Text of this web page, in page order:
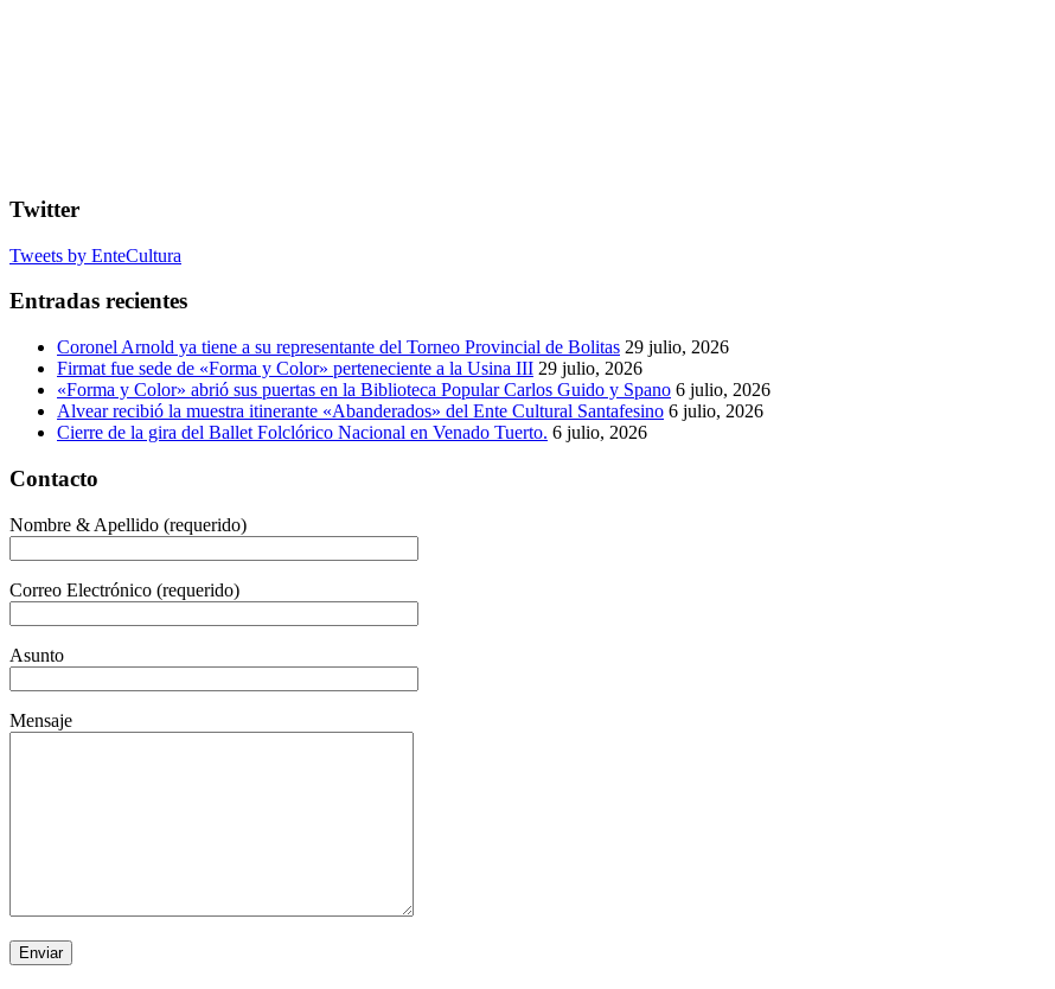
Twitter
Tweets by EnteCultura
Entradas recientes
Coronel Arnold ya tiene a su representante del Torneo Provincial de Bolitas 29 julio, 2026
Firmat fue sede de «Forma y Color» perteneciente a la Usina III 29 julio, 2026
«Forma y Color» abrió sus puertas en la Biblioteca Popular Carlos Guido y Spano 6 julio, 2026
Alvear recibió la muestra itinerante «Abanderados» del Ente Cultural Santafesino 6 julio, 2026
Cierre de la gira del Ballet Folclórico Nacional en Venado Tuerto. 6 julio, 2026
Contacto
Nombre & Apellido (requerido)
Correo Electrónico (requerido)
Asunto
Mensaje